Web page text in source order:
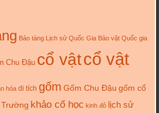
Bảo tàng Lịch sử Quốc Gia Bảo vật Quốc gia
Chu Đậu cổ vậtcổ vật
hóa di tích gốm Gốm Chu Đậu gốm cổ
khảo cổ học kinh đô lịch sử